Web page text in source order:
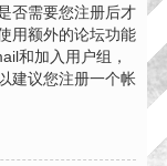
否需要您注册后才
用额外的论坛功能
和加入用户组，
建议您注册一个帐